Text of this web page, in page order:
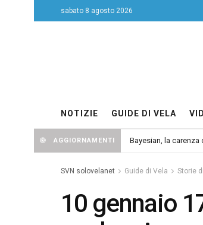
sabato 8 agosto 2026
NOTIZIE GUIDE DI VELA
AGGIORNAMENTI Bayesian, la carenza
SVN solovelanet Guide di Vela Storie
10 gennaio